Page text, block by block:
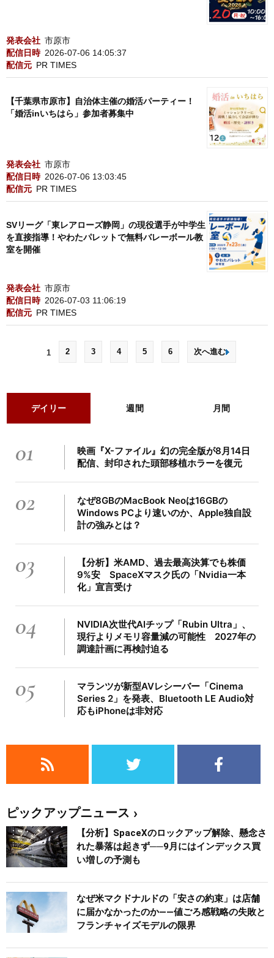
発表会社 市原市
配信日時 2026-07-06 14:05:37
配信元 PR TIMES
【千葉県市原市】自治体主催の婚活パーティー！
「婚活inいちはら」参加者募集中
発表会社 市原市
配信日時 2026-07-06 13:03:45
配信元 PR TIMES
SVリーグ「東レアローズ静岡」の現役選手が中学生
を直接指導！やわたパレットで無料バレーボール教
室を開催
発表会社 市原市
配信日時 2026-07-03 11:06:19
配信元 PR TIMES
1 2 3 4 5 6 次へ進む
デイリー 週間 月間
01
映画『X-ファイル』幻の完全版が8月14日
配信、封印された頭部移植ホラーを復元
02
なぜ8GBのMacBook Neoは16GBの
Windows PCより速いのか、Apple独自設
計の強みとは？
03
【分析】米AMD、過去最高決算でも株価
9%安 SpaceXマスク氏の「Nvidia一本
化」宣言受け
04
NVIDIA次世代AIチップ「Rubin Ultra」、
現行よりメモリ容量減の可能性 2027年の
調達計画に再検討迫る
05
マランツが新型AVレシーバー「Cinema
Series 2」を発表、Bluetooth LE Audio対
応もiPhoneは非対応
ピックアップニュース
【分析】SpaceXのロックアップ解除、懸念さ
れた暴落は起きず──9月にはインデックス買
い増しの予測も
なぜ米マクドナルドの「安さの約束」は店舗
に届かなかったのか――値ごろ感戦略の失敗と
フランチャイズモデルの限界